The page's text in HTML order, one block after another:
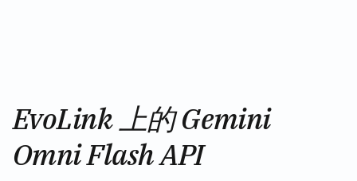
EvoLink 上的 Gemini
Omni Flash API